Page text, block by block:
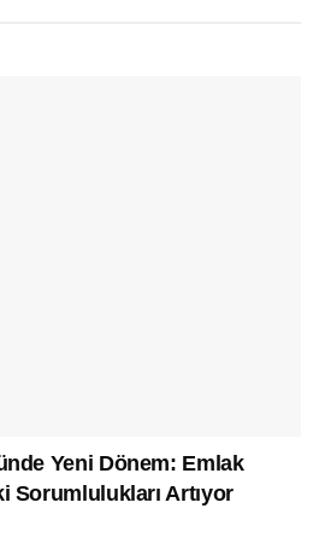
Yeni Dönem: Emlak
Sorumlulukları Artıyor